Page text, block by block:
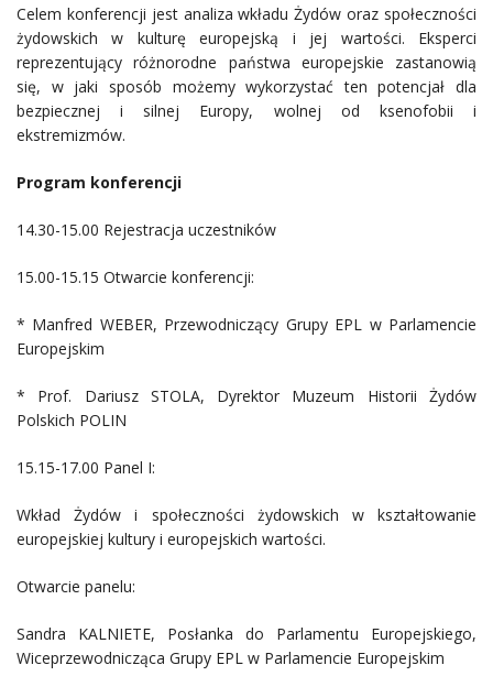
Celem konferencji jest analiza wkładu Żydów oraz społeczności
żydowskich w kulturę europejską i jej wartości. Eksperci
reprezentujący różnorodne państwa europejskie zastanowią
się, w jaki sposób możemy wykorzystać ten potencjał dla
bezpiecznej i silnej Europy, wolnej od ksenofobii i
ekstremizmów.
Program konferencji
14.30-15.00 Rejestracja uczestników
15.00-15.15 Otwarcie konferencji:
* Manfred WEBER, Przewodniczący Grupy EPL w Parlamencie
Europejskim
* Prof. Dariusz STOLA, Dyrektor Muzeum Historii Żydów
Polskich POLIN
15.15-17.00 Panel I:
Wkład Żydów i społeczności żydowskich w kształtowanie
europejskiej kultury i europejskich wartości.
Otwarcie panelu:
Sandra KALNIETE, Posłanka do Parlamentu Europejskiego,
Wiceprzewodnicząca Grupy EPL w Parlamencie Europejskim